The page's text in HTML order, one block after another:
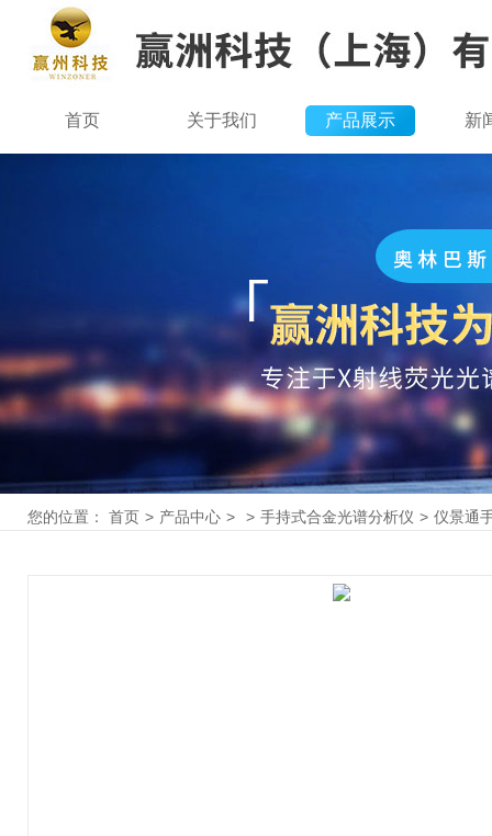
首页 关于我们 产品展示 新
您的位置： 首页 > 产品中心 > > 手持式合金光谱分析仪 > 仪景通